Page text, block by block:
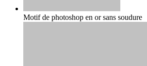
Motif de photoshop en or sans soudure